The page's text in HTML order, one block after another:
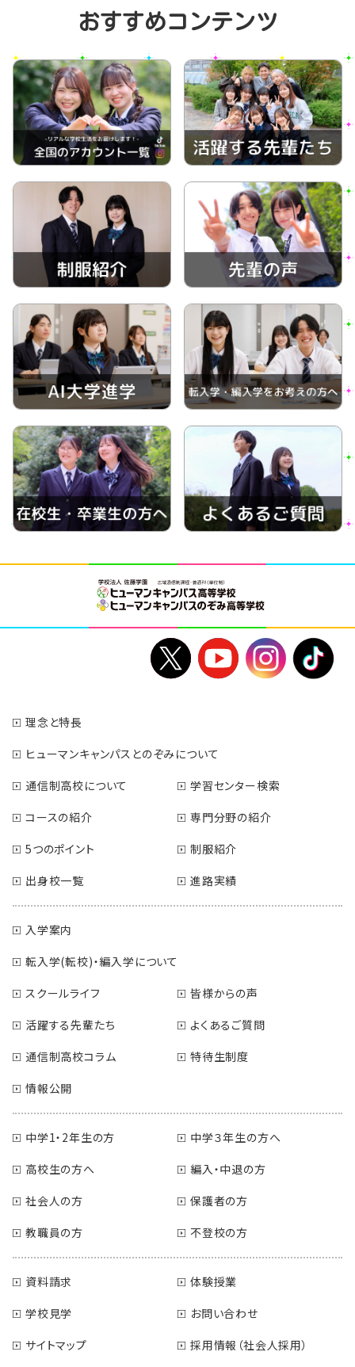
おすすめコンテンツ
理念と特長
ヒューマンキャンパスとのぞみについて
通信制高校について
学習センター検索
コースの紹介
専門分野の紹介
5つのポイント
制服紹介
出身校一覧
進路実績
入学案内
転入学(転校)・編入学について
スクールライフ
皆様からの声
活躍する先輩たち
よくあるご質問
通信制高校コラム
特待生制度
情報公開
中学1・2年生の方
中学３年生の方へ
高校生の方へ
編入・中退の方
社会人の方
保護者の方
教職員の方
不登校の方
資料請求
体験授業
学校見学
お問い合わせ
サイトマップ
採用情報（社会人採用）